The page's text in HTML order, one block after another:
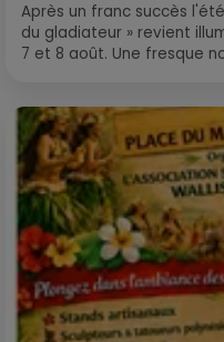
Après un franc succès
du gladiateur » revient
7 et 8 août. Une fresque